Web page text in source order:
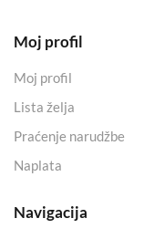
Moj profil
Moj profil
Lista želja
Praćenje narudžbe
Naplata
Navigacija